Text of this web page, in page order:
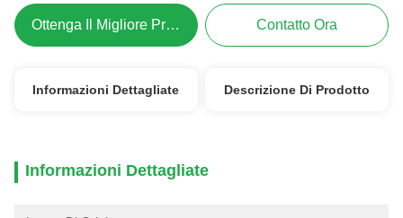
Ottenga Il Migliore Prezzo Contatto Ora
Informazioni Dettagliate Descrizione Di Prodotto
Informazioni Dettagliate